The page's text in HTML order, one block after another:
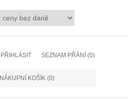
PŘIHLÁSIT SEZNAM PŘÁNÍ (0)
NÁKUPNÍ KOŠÍK (0)